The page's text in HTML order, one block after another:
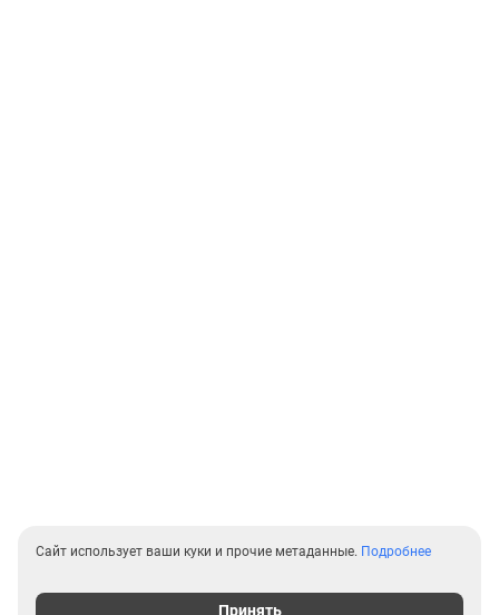
Сайт использует ваши куки и прочие метаданные. Подробнее
Принять